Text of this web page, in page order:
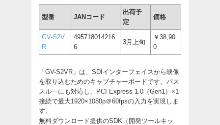
型番 JANコード
出荷予
定
価格
GV-S2V
R
495718014216
6
3月上旬
￥38,90
0
「GV-S2VR」は、SDIインターフェイスから映像
を取り込むためのキャプチャーボードです。パス
スル―にも対応し、PCI Express 1.0（Gen1）×1
接続で最大1920×1080p＠60fpsの入力を実現しま
す。
無料ダウンロード提供のSDK（開発ツールキッ